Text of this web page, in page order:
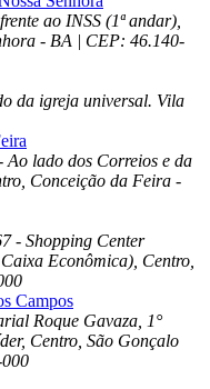
ao INSS (1ª andar),
- BA | CEP: 46.140-
da igreja universal. Vila
Ao lado dos Correios e da
Conceição da Feira -
- Shopping Center
Econômica), Centro,
Campos
Roque Gavaza, 1°
Centro, São Gonçalo